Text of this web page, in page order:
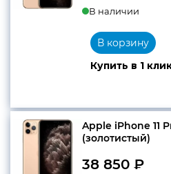
В наличии
Купить в 1
В корзину
Apple iPhone 11
(золотистый)
38 850 ₽